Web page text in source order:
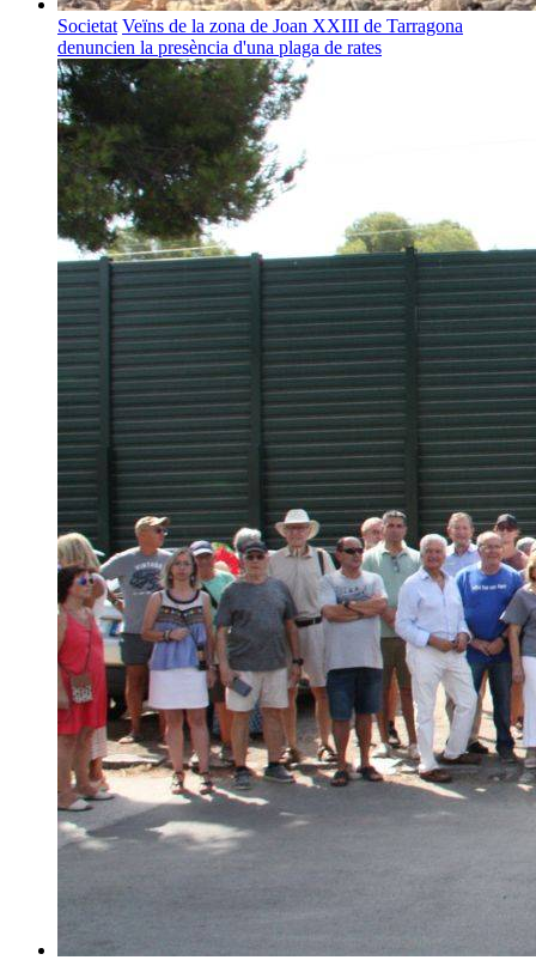
Societat Veïns de la zona de Joan XXIII de Tarragona
denuncien la presència d'una plaga de rates